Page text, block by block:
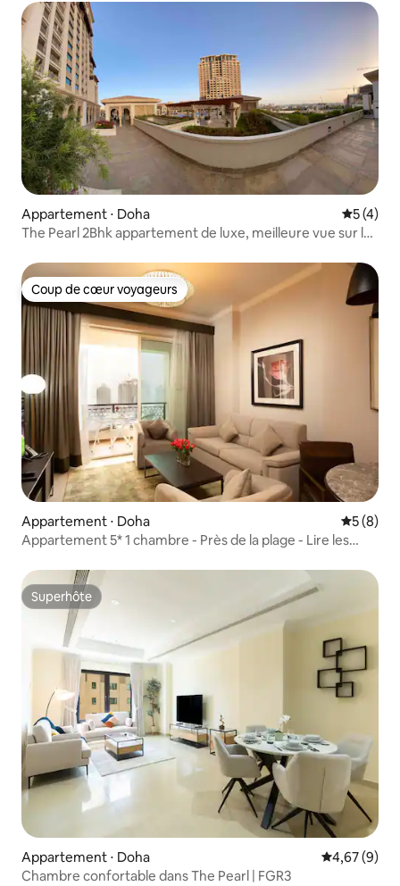
Appartement ⋅ Doha
5 (4)
The Pearl 2Bhk appartement de luxe, meilleure vue sur la
Coup de cœur voyageurs
Coup de cœur voyageurs
Appartement ⋅ Doha
5 (8)
Appartement 5* 1 chambre - Près de la plage - Lire les
Superhôte
Superhôte
Appartement ⋅ Doha Évaluation
4,67 (9)
Chambre confortable dans The Pearl | FGR3